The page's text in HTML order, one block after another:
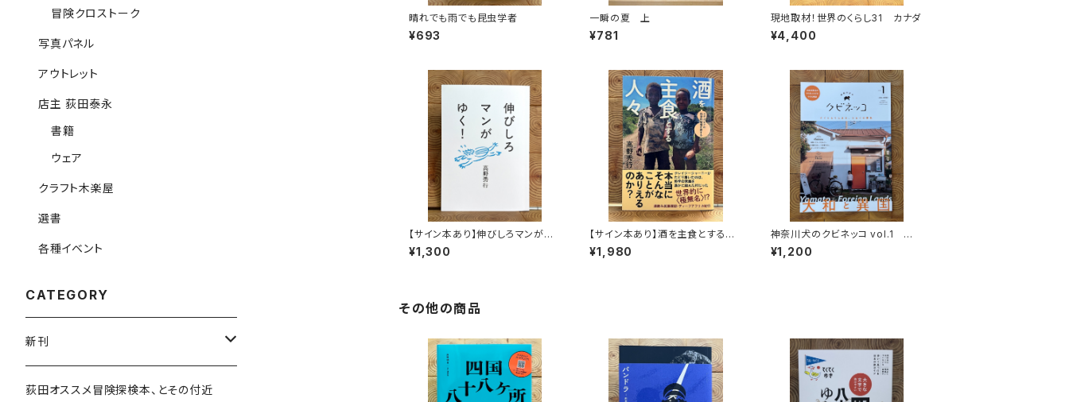
晴れでも雨でも昆虫学者
¥693
一瞬の夏 上
¥781
現地取材！世界のくらし31 カナダ
¥4,400
【サイン本あり】伸びしろマンがゆ
く！
¥1,300
【サイン本あり】酒を主食とする
人々 エチオピアの科学的秘境を
旅する
¥1,980
神奈川犬のクビネッコ vol.1 特
集：大和と異国
¥1,200
その他の商品
冒険クロストーク
写真パネル
アウトレット
店主 荻田泰永
書籍
ウェア
クラフト木楽屋
選書
各種イベント
CATEGORY
新刊
和書
荻田オススメ冒険探検本、とその付近